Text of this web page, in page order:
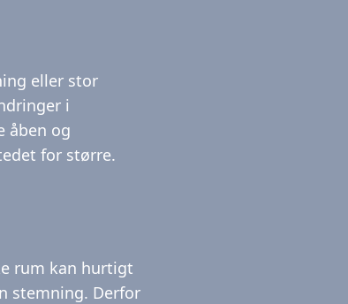
eller stor
i
åben og
for større.
rum kan hurtigt
stemning. Derfor